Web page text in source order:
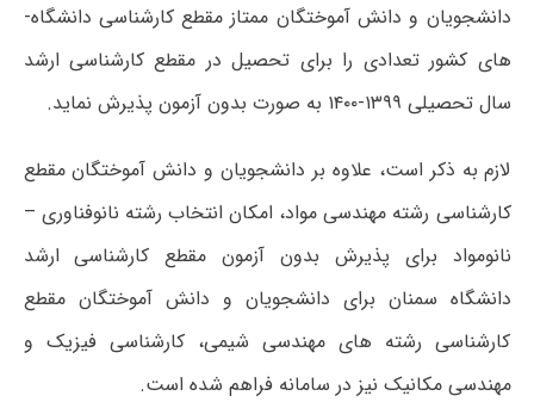
دانشجویان و دانش­ آموختگان ممتاز مقطع کارشناسی دانشگاه­
های کشور تعدادی را برای تحصیل در مقطع کارشناسی ارشد
سال تحصیلی ۱۳۹۹-۱۴۰۰ به صورت بدون آزمون پذیرش نماید.
لازم به ذکر است، علاوه بر دانشجویان و دانش آموختگان مقطع
کارشناسی رشته مهندسی مواد، امکان انتخاب رشته نانوفناوری –
نانومواد برای پذیرش بدون آزمون مقطع کارشناسی ارشد
دانشگاه سمنان برای دانشجویان و دانش آموختگان مقطع
کارشناسی رشته های مهندسی شیمی، کارشناسی فیزیک و
مهندسی مکانیک نیز در سامانه فراهم شده است.